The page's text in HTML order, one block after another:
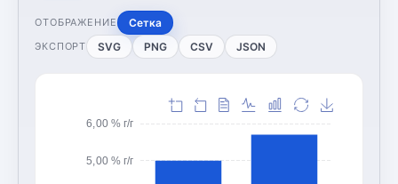
ОТОБРАЖЕНИЕ Сетка
ЭКСПОРТ SVG PNG CSV JSON
5,00 % г/г
6,00 % г/г